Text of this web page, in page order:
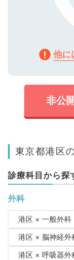
他に
非公
東京都港区
診療科目から探
外科
港区 × 一般外科
港区 × 脳神経外
港区 × 呼吸器外